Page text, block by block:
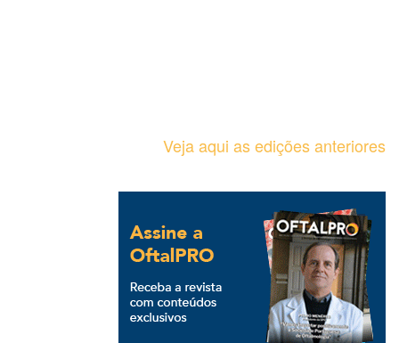
Veja aqui as edições anteriores